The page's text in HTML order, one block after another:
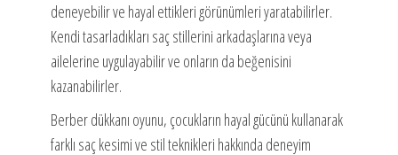
deneyebilir ve hayal ettikleri görünümleri yaratabilirler.
Kendi tasarladıkları saç stillerini arkadaşlarına veya
ailelerine uygulayabilir ve onların da beğenisini
kazanabilirler.
Berber dükkanı oyunu, çocukların hayal gücünü kullanarak
farklı saç kesimi ve stil teknikleri hakkında deneyim